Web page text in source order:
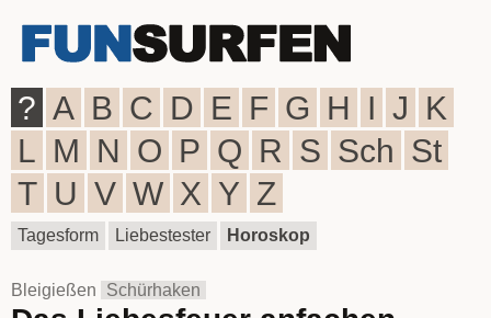
? A B C D E F G H I J K
L M N O P Q R S Sch St
T U V W X Y Z
Tagesform Liebestester Horoskop
Bleigießen Schürhaken